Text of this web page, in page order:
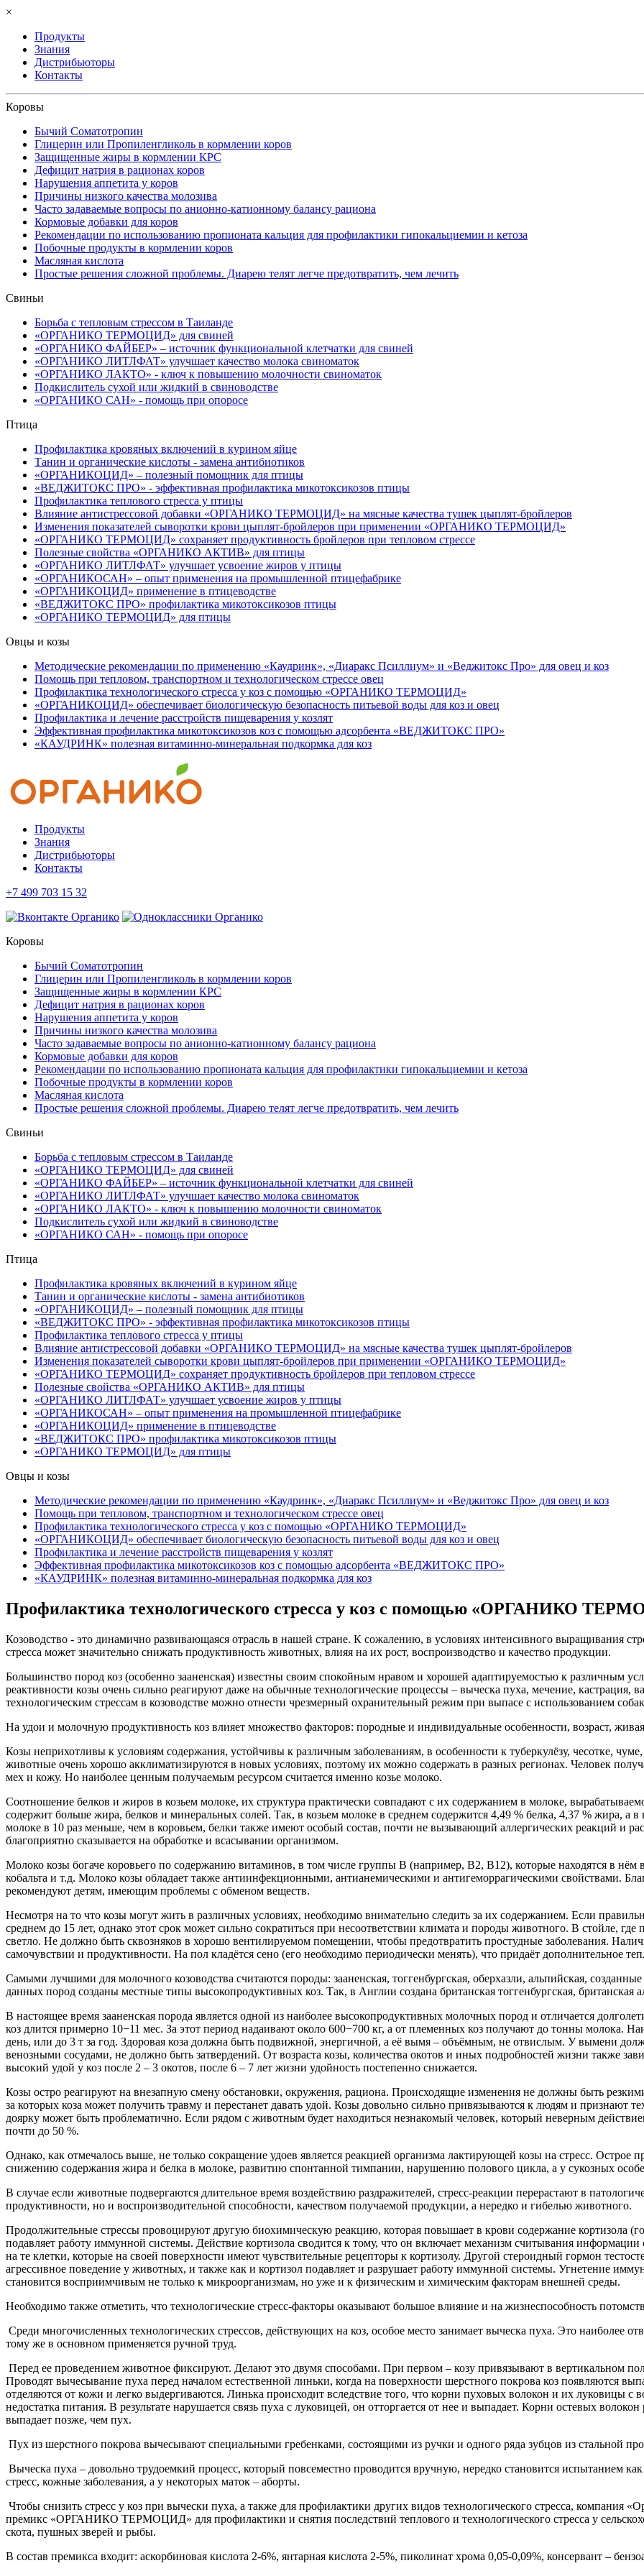
×
Продукты
Знания
Дистрибьюторы
Контакты
Коровы
Бычий Соматотропин
Глицерин или Пропиленгликоль в кормлении коров
Защищенные жиры в кормлении КРС
Дефицит натрия в рационах коров
Нарушения аппетита у коров
Причины низкого качества молозива
Часто задаваемые вопросы по анионно-катионному балансу рациона
Кормовые добавки для коров
Рекомендации по использованию пропионата кальция для профилактики гипокальциемии и кетоза
Побочные продукты в кормлении коров
Масляная кислота
Простые решения сложной проблемы. Диарею телят легче предотвратить, чем лечить
Свиньи
Борьба с тепловым стрессом в Таиланде
«ОРГАНИКО ТЕРМОЦИД» для свиней
«ОРГАНИКО ФАЙБЕР» – источник функциональной клетчатки для свиней
«ОРГАНИКО ЛИТЛФАТ» улучшает качество молока свиноматок
«ОРГАНИКО ЛАКТО» - ключ к повышению молочности свиноматок
Подкислитель сухой или жидкий в свиноводстве
«ОРГАНИКО САН» - помощь при опоросе
Птица
Профилактика кровяных включений в курином яйце
Танин и органические кислоты - замена антибиотиков
«ОРГАНИКОЦИД» – полезный помощник для птицы
«ВЕДЖИТОКС ПРО» - эффективная профилактика микотоксикозов птицы
Профилактика теплового стресса у птицы
Влияние антистрессовой добавки «ОРГАНИКО ТЕРМОЦИД» на мясные качества тушек цыплят-бройлеров
Изменения показателей сыворотки крови цыплят-бройлеров при применении «ОРГАНИКО ТЕРМОЦИД»
«ОРГАНИКО ТЕРМОЦИД» сохраняет продуктивность бройлеров при тепловом стрессе
Полезные свойства «ОРГАНИКО АКТИВ» для птицы
«ОРГАНИКО ЛИТЛФАТ» улучшает усвоение жиров у птицы
«ОРГАНИКОСАН» – опыт применения на промышленной птицефабрике
«ОРГАНИКОЦИД» применение в птицеводстве
«ВЕДЖИТОКС ПРО» профилактика микотоксикозов птицы
«ОРГАНИКО ТЕРМОЦИД» для птицы
Овцы и козы
Методические рекомендации по применению «Каудринк», «Диаракс Псиллиум» и «Веджитокс Про» для овец и коз
Помощь при тепловом, транспортном и технологическом стрессе овец
Профилактика технологического стресса у коз с помощью «ОРГАНИКО ТЕРМОЦИД»
«ОРГАНИКОЦИД» обеспечивает биологическую безопасность питьевой воды для коз и овец
Профилактика и лечение расстройств пищеварения у козлят
Эффективная профилактика микотоксикозов коз с помощью адсорбента «ВЕДЖИТОКС ПРО»
«КАУДРИНК» полезная витаминно-минеральная подкормка для коз
Продукты
Знания
Дистрибьюторы
Контакты
+7 499 703 15 32
Коровы
Бычий Соматотропин
Глицерин или Пропиленгликоль в кормлении коров
Защищенные жиры в кормлении КРС
Дефицит натрия в рационах коров
Нарушения аппетита у коров
Причины низкого качества молозива
Часто задаваемые вопросы по анионно-катионному балансу рациона
Кормовые добавки для коров
Рекомендации по использованию пропионата кальция для профилактики гипокальциемии и кетоза
Побочные продукты в кормлении коров
Масляная кислота
Простые решения сложной проблемы. Диарею телят легче предотвратить, чем лечить
Свиньи
Борьба с тепловым стрессом в Таиланде
«ОРГАНИКО ТЕРМОЦИД» для свиней
«ОРГАНИКО ФАЙБЕР» – источник функциональной клетчатки для свиней
«ОРГАНИКО ЛИТЛФАТ» улучшает качество молока свиноматок
«ОРГАНИКО ЛАКТО» - ключ к повышению молочности свиноматок
Подкислитель сухой или жидкий в свиноводстве
«ОРГАНИКО САН» - помощь при опоросе
Птица
Профилактика кровяных включений в курином яйце
Танин и органические кислоты - замена антибиотиков
«ОРГАНИКОЦИД» – полезный помощник для птицы
«ВЕДЖИТОКС ПРО» - эффективная профилактика микотоксикозов птицы
Профилактика теплового стресса у птицы
Влияние антистрессовой добавки «ОРГАНИКО ТЕРМОЦИД» на мясные качества тушек цыплят-бройлеров
Изменения показателей сыворотки крови цыплят-бройлеров при применении «ОРГАНИКО ТЕРМОЦИД»
«ОРГАНИКО ТЕРМОЦИД» сохраняет продуктивность бройлеров при тепловом стрессе
Полезные свойства «ОРГАНИКО АКТИВ» для птицы
«ОРГАНИКО ЛИТЛФАТ» улучшает усвоение жиров у птицы
«ОРГАНИКОСАН» – опыт применения на промышленной птицефабрике
«ОРГАНИКОЦИД» применение в птицеводстве
«ВЕДЖИТОКС ПРО» профилактика микотоксикозов птицы
«ОРГАНИКО ТЕРМОЦИД» для птицы
Овцы и козы
Методические рекомендации по применению «Каудринк», «Диаракс Псиллиум» и «Веджитокс Про» для овец и коз
Помощь при тепловом, транспортном и технологическом стрессе овец
Профилактика технологического стресса у коз с помощью «ОРГАНИКО ТЕРМОЦИД»
«ОРГАНИКОЦИД» обеспечивает биологическую безопасность питьевой воды для коз и овец
Профилактика и лечение расстройств пищеварения у козлят
Эффективная профилактика микотоксикозов коз с помощью адсорбента «ВЕДЖИТОКС ПРО»
«КАУДРИНК» полезная витаминно-минеральная подкормка для коз
Профилактика технологического стресса у коз с помощью «ОРГАНИКО
Козоводство - это динамично развивающаяся отрасль в нашей стране. К сожалению, в условиях интенсивного выращивания
стресса может значительно снижать продуктивность животных, влияя на их рост, воспроизводство и качество продукции.
Большинство пород коз (особенно зааненская) известны своим спокойным нравом и хорошей адаптируемостью к различным
реактивности козы очень сильно реагируют даже на обычные технологические процессы – выческа пуха, мечение, кастрация,
технологическим стрессам в козоводстве можно отнести чрезмерный охранительный режим при выпасе с использованием
На удои и молочную продуктивность коз влияет множество факторов: породные и индивидуальные особенности, возраст,
Козы неприхотливы к условиям содержания, устойчивы к различным заболеваниям, в особенности к туберкулёзу, чесотке,
животные очень хорошо акклиматизируются в новых условиях, поэтому их можно содержать в разных регионах. Человек
мех и кожу. Но наиболее ценным получаемым ресурсом считается именно козье молоко.
Соотношение белков и жиров в козьем молоке, их структура практически совпадают с их содержанием в молоке,
содержит больше жира, белков и минеральных солей. Так, в козьем молоке в среднем содержится 4,49 % белка, 4,37 % жира, а
молоке в 10 раз меньше, чем в коровьем, белки также имеют особый состав, почти не вызывающий аллергических реакций и
благоприятно сказывается на обработке и всасывании организмом.
Молоко козы богаче коровьего по содержанию витаминов, в том числе группы В (например, В2, B12), которые находятся в нём
кобальта и т.д. Молоко козы обладает также антиинфекционными, антианемическими и антигеморрагическими свойствами.
рекомендуют детям, имеющим проблемы с обменом веществ.
Несмотря на то что козы могут жить в различных условиях, необходимо внимательно следить за их содержанием. Если
среднем до 15 лет, однако этот срок может сильно сократиться при несоответствии климата и породы животного. В стойле, где
светло. Не должно быть сквозняков в хорошо вентилируемом помещении, чтобы предотвратить простудные заболевания.
самочувствии и продуктивности. На пол кладётся сено (его необходимо периодически менять), что придаёт дополнительное
Самыми лучшими для молочного козоводства считаются породы: зааненская, тоггенбургская, оберхазли, альпийская,
данных пород созданы местные типы высокопродуктивных коз. Так, в Англии создана британская тоггенбургская,
В настоящее время зааненская порода является одной из наиболее высокопродуктивных молочных пород и отличается
коз длится примерно 10−11 мес. За этот период надаивают около 600−700 кг, а от племенных коз получают до тонны молока.
день, или до 3 т за год. Здоровая коза должна быть подвижной, энергичной, а её вымя – объёмным, не отвислым. У вымени
венозными сосудами, не должно быть затвердений. От возраста козы, количества окотов и иных подробностей жизни также
высокий удой у коз после 2 – 3 окотов, после 6 – 7 лет жизни удойность постепенно снижается.
Козы остро реагируют на внезапную смену обстановки, окружения, рациона. Происходящие изменения не должны быть
за которых коза может получить травму и перестанет давать удой. Козы довольно сильно привязываются к людям и признают
доярку может быть проблематично. Если рядом с животным будет находиться незнакомый человек, который неверным
почти до 50 %.
Однако, как отмечалось выше, не только сокращение удоев является реакцией организма лактирующей козы на стресс. Острое
снижению содержания жира и белка в молоке, развитию спонтанной тимпании, нарушению полового цикла, а у сукозных
В случае если животные подвергаются длительное время воздействию раздражителей, стресс-реакции перерастают в
продуктивности, но и воспроизводительной способности, качеством получаемой продукции, а нередко и гибелью животного.
Продолжительные стрессы провоцируют другую биохимическую реакцию, которая повышает в крови содержание кортизола
подавляет работу иммунной системы. Действие кортизола сводится к тому, что он включает механизм считывания
на те клетки, которые на своей поверхности имеют чувствительные рецепторы к кортизолу. Другой стероидный гормон
агрессивное поведение у животных, и также как и кортизол подавляет и разрушает работу иммунной системы. Угнетение
становится восприимчивым не только к микроорганизмам, но уже и к физическим и химическим факторам внешней среды.
Необходимо также отметить, что технологические стресс-факторы оказывают большое влияние и на жизнеспособность
Среди многочисленных технологических стрессов, действующих на коз, особое место занимает выческа пуха. Это наиболее
тому же в основном применяется ручной труд.
Перед ее проведением животное фиксируют. Делают это двумя способами. При первом – козу привязывают в вертикальном
Проводят вычесывание пуха перед началом естественной линьки, когда на поверхности шерстного покрова коз появляются
отделяются от кожи и легко выдергиваются. Линька происходит вследствие того, что корни пуховых волокон и их луковицы
недостатка питания. В результате нарушается связь пуха с луковицей, он отторгается от нее и выпадает. Корни остевых
выпадает позже, чем пух.
Пух из шерстного покрова вычесывают специальными гребенками, состоящими из ручки и одного ряда зубцов из стальной
Выческа пуха – довольно трудоемкий процесс, который повсеместно проводится вручную, нередко становится испытанием
стресс, кожные заболевания, а у некоторых маток – аборты.
Чтобы снизить стресс у коз при вычески пуха, а также для профилактики других видов технологического стресса, компания
премикс «ОРГАНИКО ТЕРМОЦИД» для профилактики и снятия последствий теплового и технологического стресса у
скота, пушных зверей и рыбы.
В состав премикса входит: аскорбиновая кислота 2-6%, янтарная кислота 2-5%, пиколинат хрома 0,05-0,09%, консервант –